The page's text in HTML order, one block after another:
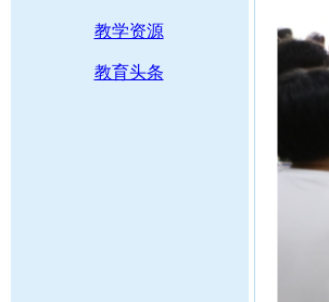
教学资源
教育头条